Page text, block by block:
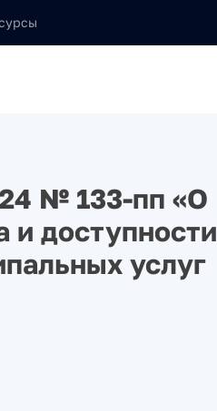
№ 133-пп «О
и доступности
услуг